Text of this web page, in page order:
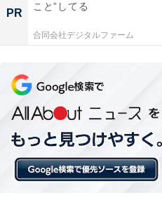
ランキング1位に輝いたの
ターである「天海祐希」さ
室』（日本テレビ系）、『
どのドラマで主演を務め、
多くの人を魅了しています。
自由回答には、「クールで
誰も寄せつけないマレフィ
PR
こと”してる
合同会社デジタルファーム